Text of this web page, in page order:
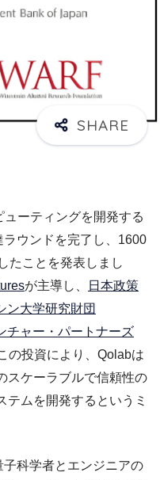
ーティングを開発する
ウンドを完了し、1600
たことを発表しまし
が主導し、
日本政策
ン大学研究財団
チャー・パートナーズ
の投資により、Qolabは
スケーラブルで信頼性の
テムを開発するというミ
科学者とエンジニアの